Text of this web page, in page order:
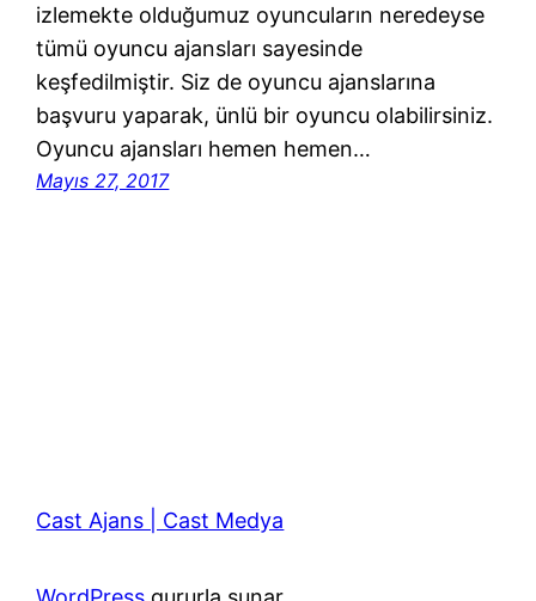
izlemekte olduğumuz oyuncuların neredeyse
tümü oyuncu ajansları sayesinde
keşfedilmiştir. Siz de oyuncu ajanslarına
başvuru yaparak, ünlü bir oyuncu olabilirsiniz.
Oyuncu ajansları hemen hemen…
Mayıs 27, 2017
Cast Ajans | Cast Medya